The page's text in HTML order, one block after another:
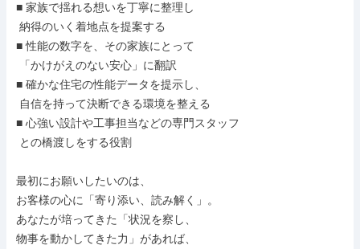
■ 家族で揺れる想いを丁寧に整理し
■ 性能の数字を、その家族にとって
■ 確かな住宅の性能データを提示し、
■ 心強い設計や工事担当などの専門スタッフ
最初にお願いしたいのは、
お客様の心に「寄り添い、読み解く」。
あなたが培ってきた「状況を察し、
物事を動かしてきた力」があれば、